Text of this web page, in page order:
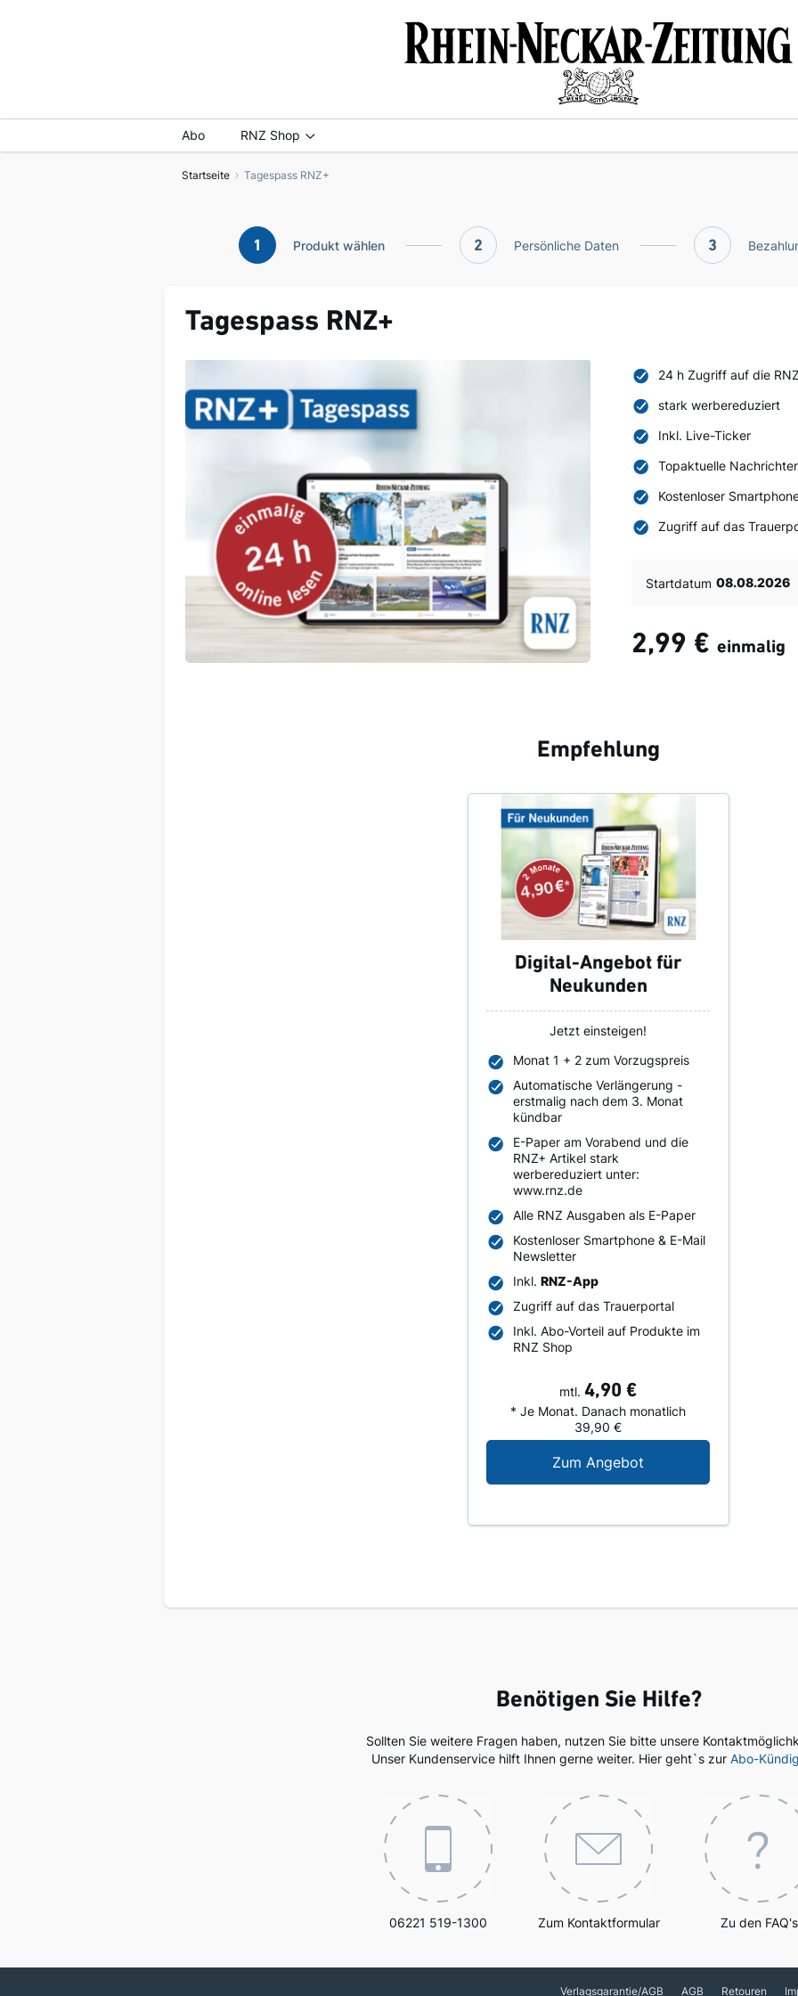
Abo RNZ Shop
Startseite Tagespass RNZ+
1 Produkt wählen 2 Persönliche Daten 3
Tagespass RNZ+
24 h Zugriff auf die
stark werbereduziert
Inkl. Live-Ticker
Topaktuelle
Kostenloser
Zugriff auf das
Startdatum
einmalig
2,99 €
Empfehlung
Digital-Angebot für
Neukunden
Jetzt einsteigen!
Monat 1 + 2 zum Vorzugspreis
Automatische Verlängerung -
erstmalig nach dem 3. Monat
kündbar
E-Paper am Vorabend und die
RNZ+ Artikel stark
werbereduziert unter:
www.rnz.de
Alle RNZ Ausgaben als E-Paper
Kostenloser Smartphone & E-Mail
Newsletter
Inkl.RNZ-App
Zugriff auf das Trauerportal
Inkl. Abo-Vorteil auf Produkte im
RNZ Shop
mtl. 4,90 €
* Je Monat. Danach monatlich
39,90 €
Zum Angebot
Benötigen Sie Hilfe?
Sollten Sie weitere Fragen haben, nutzen Sie bitte unsere
Unser Kundenservice hilft Ihnen gerne weiter. Hier geht`s zur Abo-
06221 519-1300 Zum Kontaktformular Zu den FAQ's
Verlagsgarantie/AGB AGB Retouren